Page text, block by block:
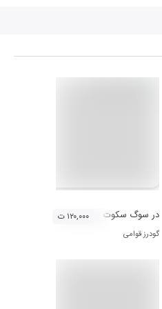
در سوگ سکوت
گودرز قوامی
۱۲۰,۰۰۰ ت